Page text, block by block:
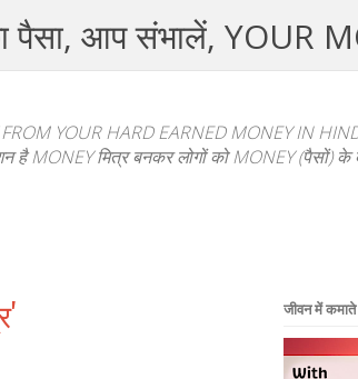
आप संभालें, YOUR
YOUR HARD EARNED MONEY IN
है MONEY मित्र बनकर लोगों को MONEY (पैसों)
जीवन में कमाते